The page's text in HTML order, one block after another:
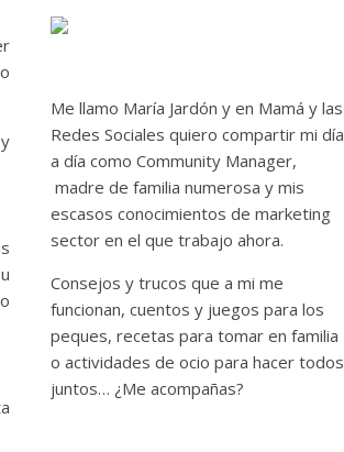
Me llamo María Jardón y en Mamá y las
Redes Sociales quiero compartir mi día
a día como Community Manager,
madre de familia numerosa y mis
escasos conocimientos de marketing
sector en el que trabajo ahora.
Consejos y trucos que a mi me
funcionan, cuentos y juegos para los
peques, recetas para tomar en familia
o actividades de ocio para hacer todos
juntos… ¿Me acompañas?